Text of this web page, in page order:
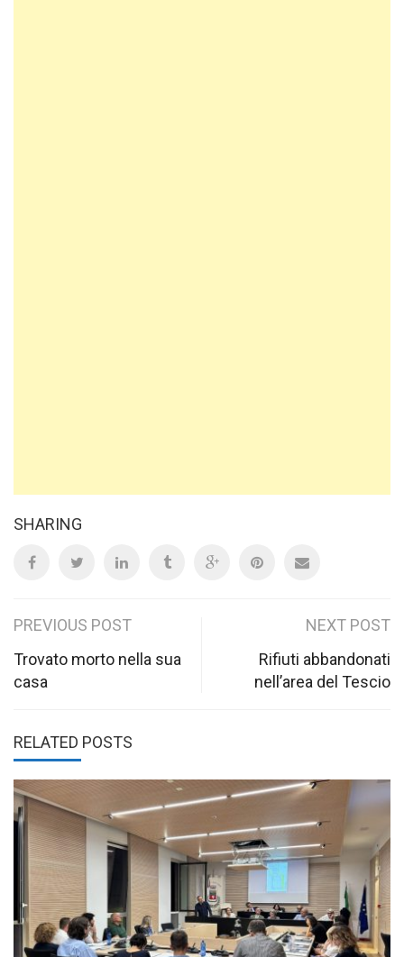
SHARING
Post
navigation
PREVIOUS POST
Trovato morto nella sua
casa
NEXT POST
Rifiuti abbandonati
nell’area del Tescio
RELATED POSTS